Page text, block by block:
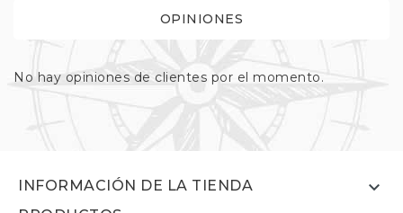
OPINIONES
No hay opiniones de clientes por el momento.
INFORMACIÓN DE LA TIENDA 